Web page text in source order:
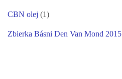
CBN olej (1)
Zbierka Básni Den Van Mond 2015